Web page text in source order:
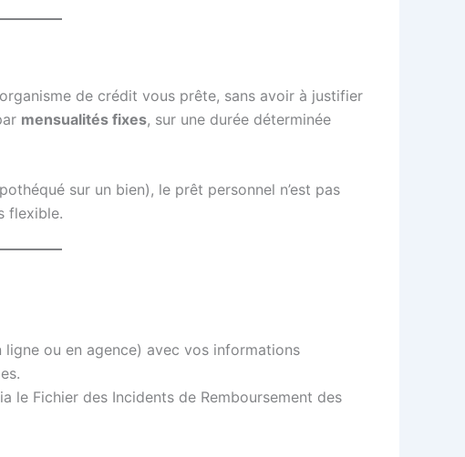
organisme de crédit vous prête, sans avoir à justifier
mensualités fixes, sur une durée déterminée
sur un bien), le prêt personnel n’est pas
flexible.
ou en agence) avec vos informations
le Fichier des Incidents de Remboursement des